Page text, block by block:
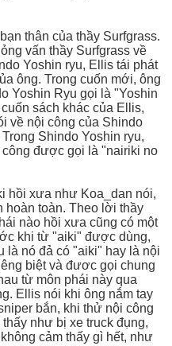
thân của thầy Surfgrass.
vấn thầy Surfgrass về
Yoshin ryu, Ellis tái phát
ông. Trong cuốn mới, ông
Yoshin Ryu gọi là "Yoshin
sách khác của Ellis,
về nội công của Shindo
Shindo Yoshin ryu,
được gọi là "nairiki no
hồi xưa như Koa_dan nói,
hoàn toàn. Theo lời thầy
nào hồi xưa cũng có một
khi từ "aiki" được dùng,
là nó đả có "aiki" hay là nội
biệt và đươc gọi chung
từ môn phái này qua
Ellis nói khi ông nắm tay
bắn, khi thử nội công
như bị xe truck đụng,
cảm thấy gì hết, như